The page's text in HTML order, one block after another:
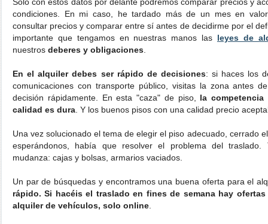
condiciones. En mi caso, he tardado más de un mes en
consultar precios y comparar entre sí antes de decidirme por el
importante que tengamos en nuestras manos las leyes de
nuestros deberes y obligaciones
En el alquiler debes ser rápido de decisiones: si haces los
comunicaciones con transporte público, visitas la zona antes
decisión rápidamente. En esta "caza" de piso, la
calidad es dura . Y los buenos pisos con una calidad precio
Una vez solucionado el tema de elegir el piso adecuado, cerrado
esperándonos, había que resolver el problema del
mudanza: cajas y bolsas, armarios vaciados.
Un par de búsquedas y encontramos una buena oferta para el
rápido. Si hacéis el traslado en fines de semana hay
alquiler de vehículos, solo online